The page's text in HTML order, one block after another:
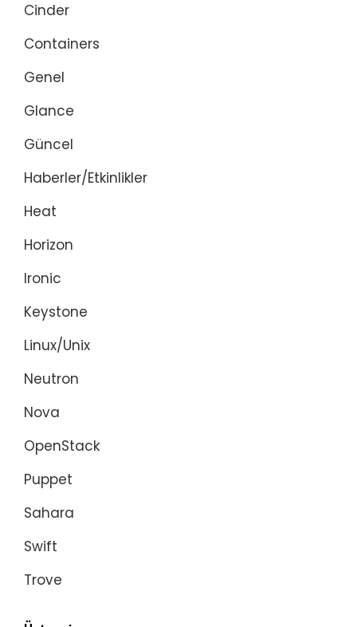
Cinder
Containers
Genel
Glance
Güncel
Haberler/Etkinlikler
Heat
Horizon
Ironic
Keystone
Linux/Unix
Neutron
Nova
OpenStack
Puppet
Sahara
Swift
Trove